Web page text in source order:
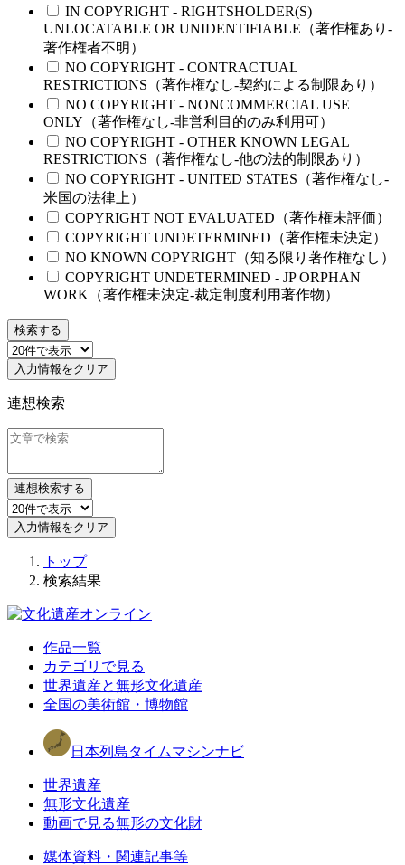
IN COPYRIGHT - RIGHTSHOLDER(S)
UNLOCATABLE OR UNIDENTIFIABLE（著作権あり-
著作権者不明）
NO COPYRIGHT - CONTRACTUAL
RESTRICTIONS（著作権なし-契約による制限あり）
NO COPYRIGHT - NONCOMMERCIAL USE
ONLY（著作権なし-非営利目的のみ利用可）
NO COPYRIGHT - OTHER KNOWN LEGAL
RESTRICTIONS（著作権なし-他の法的制限あり）
NO COPYRIGHT - UNITED STATES（著作権なし-
米国の法律上）
COPYRIGHT NOT EVALUATED（著作権未評価）
COPYRIGHT UNDETERMINED（著作権未決定）
NO KNOWN COPYRIGHT（知る限り著作権なし）
COPYRIGHT UNDETERMINED - JP ORPHAN
WORK（著作権未決定-裁定制度利用著作物）
検索する
入力情報をクリア
連想検索
連想検索する
入力情報をクリア
トップ
検索結果
作品一覧
カテゴリで見る
世界遺産と無形文化遺産
全国の美術館・博物館
日本列島タイムマシンナビ
世界遺産
無形文化遺産
動画で見る無形の文化財
媒体資料・関連記事等